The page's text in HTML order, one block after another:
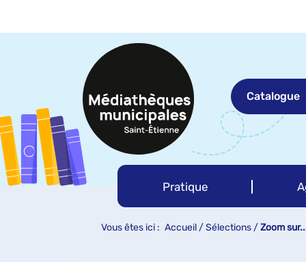
Catalogue
Vous êtes ici : Accueil /Sélections /Zoom
Pratique